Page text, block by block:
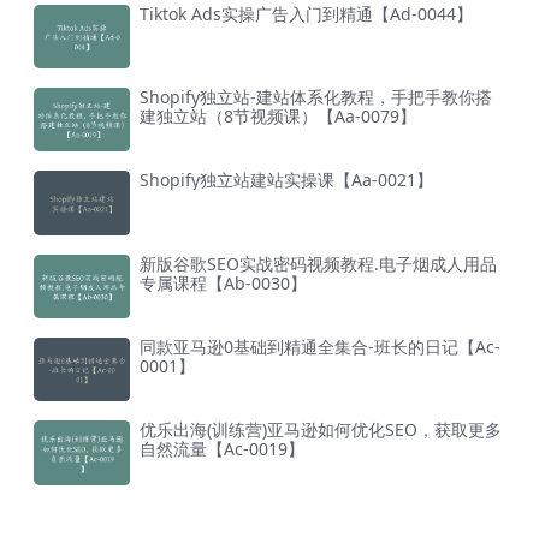
Tiktok Ads实操广告入门到精通【Ad-0044】
Shopify独立站-建站体系化教程，手把手教你搭
建独立站（8节视频课）【Aa-0079】
Shopify独立站建站实操课【Aa-0021】
新版谷歌SEO实战密码视频教程.电子烟成人用品
专属课程【Ab-0030】
同款亚马逊0基础到精通全集合-班长的日记【Ac-
0001】
优乐出海(训练营)亚马逊如何优化SEO，获取更多
自然流量【Ac-0019】